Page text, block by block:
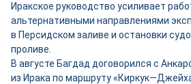
Иракское руководство усиливает
альтернативными направлениями
в Персидском заливе и остановки
проливе.
В августе Багдад договорился с
из Ирака по маршруту